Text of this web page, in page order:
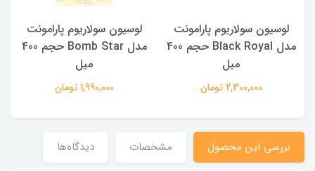
لوسیون سولاریوم پارامونت
مدل Black Royal حجم 400
میل
2,300,000 تومان
لوسیون سولاریوم پارامونت
مدل Bomb Star حجم 400
میل
1,990,000 تومان
بررسی این محصول مشخصات دیدگاه‌ها